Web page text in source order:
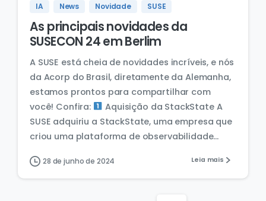
IA News Novidade SUSE
As principais novidades da
SUSECON 24 em Berlim
A SUSE está cheia de novidades incríveis, e nós
da Acorp do Brasil, diretamente da Alemanha,
estamos prontos para compartilhar com
você! Confira:
Aquisição da StackState A
SUSE adquiriu a StackState, uma empresa que
criou uma plataforma de observabilidade...
28 de junho de 2024 Leia mais